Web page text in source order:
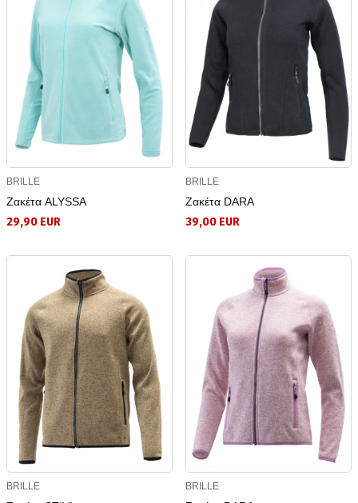
BRILLE
Ζακέτα ALYSSA
29,90 EUR
BRILLE
Ζακέτα DARA
39,00 EUR
BRILLE BRILLE